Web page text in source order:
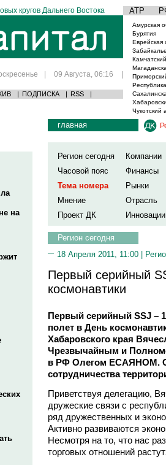
кругов Дальнего Востока АТР
| 09 Августа, 06:16 |
| ПОДПИСКА | RSS |
Амурская
Бурятия
Еврейская
Чукотский
на
главная
Регион сегодня
Компании
Часовой пояс
Финансы
Тема номера
Рынки
Мнение
Отрасль
Проект ДК
Инновации
Регион сегодня
18 Апреля 2011, 11:00 |
Первый серийный
космонавтики
Первый серийный SSJ –
полет в День
Хабаровского края
Чрезвычайным и
в РФ Олегом ЕСАЯНОМ.
сотрудничества
Приветствуя делегацию,
дружеские связи с
ряд дружественных и
Активно развиваются
Несмотря на то, что нас
торговых отношений